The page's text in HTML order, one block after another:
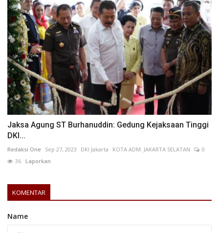
Jaksa Agung ST Burhanuddin: Gedung Kejaksaan Tinggi
DKI...
Redaksi One Sep 27, 2023 DKI Jakarta KOTA ADM. JAKARTA SELATAN
0
36 Laporkan
KOMENTAR
Name